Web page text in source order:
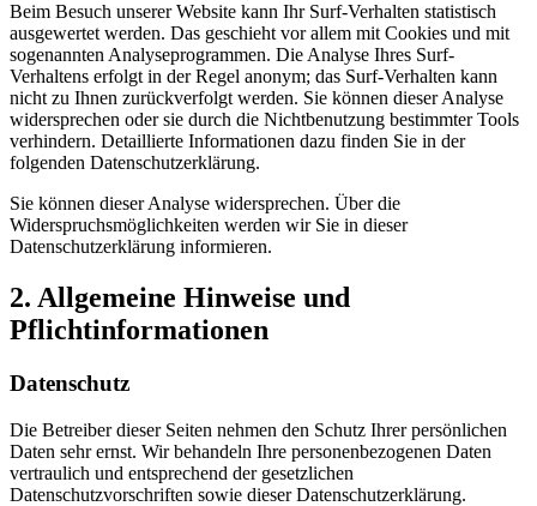
Beim Besuch unserer Website kann Ihr Surf-Verhalten statistisch
ausgewertet werden. Das geschieht vor allem mit Cookies und mit
sogenannten Analyseprogrammen. Die Analyse Ihres Surf-
Verhaltens erfolgt in der Regel anonym; das Surf-Verhalten kann
nicht zu Ihnen zurückverfolgt werden. Sie können dieser Analyse
widersprechen oder sie durch die Nichtbenutzung bestimmter Tools
verhindern. Detaillierte Informationen dazu finden Sie in der
folgenden Datenschutzerklärung.
Sie können dieser Analyse widersprechen. Über die
Widerspruchsmöglichkeiten werden wir Sie in dieser
Datenschutzerklärung informieren.
2. Allgemeine Hinweise und
Pflichtinformationen
Datenschutz
Die Betreiber dieser Seiten nehmen den Schutz Ihrer persönlichen
Daten sehr ernst. Wir behandeln Ihre personenbezogenen Daten
vertraulich und entsprechend der gesetzlichen
Datenschutzvorschriften sowie dieser Datenschutzerklärung.